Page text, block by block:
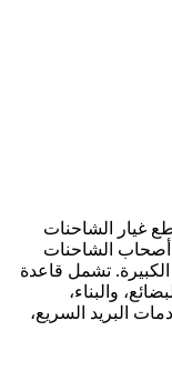
غيار الشاحنات
أصحاب الشاحنات
تشمل قاعدة
والبناء،
البريد السريع،